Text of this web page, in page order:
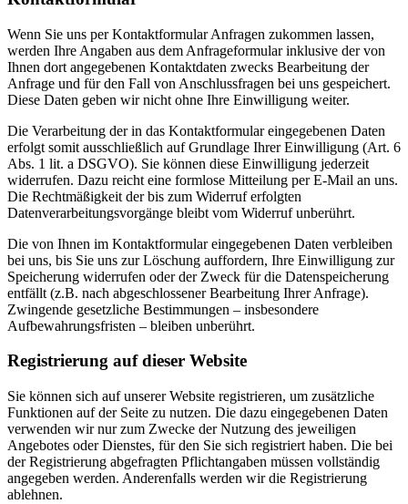
Wenn Sie uns per Kontaktformular Anfragen zukommen lassen,
werden Ihre Angaben aus dem Anfrageformular inklusive der von
Ihnen dort angegebenen Kontaktdaten zwecks Bearbeitung der
Anfrage und für den Fall von Anschlussfragen bei uns gespeichert.
Diese Daten geben wir nicht ohne Ihre Einwilligung weiter.
Die Verarbeitung der in das Kontaktformular eingegebenen Daten
erfolgt somit ausschließlich auf Grundlage Ihrer Einwilligung (Art. 6
Abs. 1 lit. a DSGVO). Sie können diese Einwilligung jederzeit
widerrufen. Dazu reicht eine formlose Mitteilung per E-Mail an uns.
Die Rechtmäßigkeit der bis zum Widerruf erfolgten
Datenverarbeitungsvorgänge bleibt vom Widerruf unberührt.
Die von Ihnen im Kontaktformular eingegebenen Daten verbleiben
bei uns, bis Sie uns zur Löschung auffordern, Ihre Einwilligung zur
Speicherung widerrufen oder der Zweck für die Datenspeicherung
entfällt (z.B. nach abgeschlossener Bearbeitung Ihrer Anfrage).
Zwingende gesetzliche Bestimmungen – insbesondere
Aufbewahrungsfristen – bleiben unberührt.
Registrierung auf dieser Website
Sie können sich auf unserer Website registrieren, um zusätzliche
Funktionen auf der Seite zu nutzen. Die dazu eingegebenen Daten
verwenden wir nur zum Zwecke der Nutzung des jeweiligen
Angebotes oder Dienstes, für den Sie sich registriert haben. Die bei
der Registrierung abgefragten Pflichtangaben müssen vollständig
angegeben werden. Anderenfalls werden wir die Registrierung
ablehnen.